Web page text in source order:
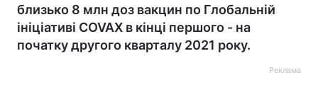
близько 8 млн доз вакцин по Глобальній
ініціативі COVAX в кінці першого - на
початку другого кварталу 2021 року.
Реклама